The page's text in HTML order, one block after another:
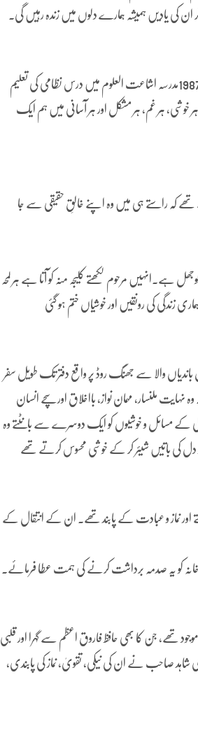
ان کی یادیں ہمیشہ ہمارے دلوں میں زندہ رہیں گی۔
ہماری دوستی کا سفر تقریباً پینتیس برس پر محیط تھا۔1987مدرسہ اشاعت العلوم میں درس نظامی کی تعلیم
ہر خوشی، ہر غم، ہر مشکل اور ہر آسانی میں ہم ایک
تھے کہ راستے ہی میں وہ اپنے خالقِ حقیقی سے جا
مرحوم لکھتے کلیجہ منہ کو آتا ہے ہر لمحہ
زندگی کی رونقیں اور خوشیاں ختم ہو گئی
والا سے جھنگ روڈ پر واقع دفتر تک طویل سفر
ملنسار، مہمان نواز، بااخلاق اور سچے انسان
کے مسائل و خوشیوں کو ایک دوسرے سے بانٹتے وہ
کی باتیں شیئر کر کے خوشی محسوس کرتے تھے
اور نماز و عبادت کے پابند تھے۔ ان کے انتقال کے
خانہ کو یہ صدمہ برداشت کرنے کی ہمت عطا فرمائے۔
تھے، جن کا بھی حافظ فاروق اعظم سے گہرا اور قلبی
شاہد صاحب نے ان کی نیکی، تقویٰ، نماز کی پابندی،